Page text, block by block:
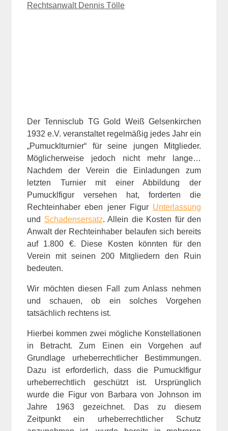
Rechtsanwalt Dennis Tölle
Der Tennisclub TG Gold Weiß Gelsenkirchen
1932 e.V. veranstaltet regelmäßig jedes Jahr ein
„Pumucklturnier“ für seine jungen Mitglieder.
Möglicherweise jedoch nicht mehr lange…
Nachdem der Verein die Einladungen zum
letzten Turnier mit einer Abbildung der
Pumucklfigur versehen hat, forderten die
Rechteinhaber eben jener Figur Unterlassung
und Schadensersatz. Allein die Kosten für den
Anwalt der Rechteinhaber belaufen sich bereits
auf 1.800 €. Diese Kosten könnten für den
Verein mit seinen 200 Mitgliedern den Ruin
bedeuten.
Wir möchten diesen Fall zum Anlass nehmen
und schauen, ob ein solches Vorgehen
tatsächlich rechtens ist.
Hierbei kommen zwei mögliche Konstellationen
in Betracht. Zum Einen ein Vorgehen auf
Grundlage urheberrechtlicher Bestimmungen.
Dazu ist erforderlich, dass die Pumucklfigur
urheberrechtlich geschützt ist. Ursprünglich
wurde die Figur von Barbara von Johnson im
Jahre 1963 gezeichnet. Das zu diesem
Zeitpunkt ein urheberrechtlicher Schutz